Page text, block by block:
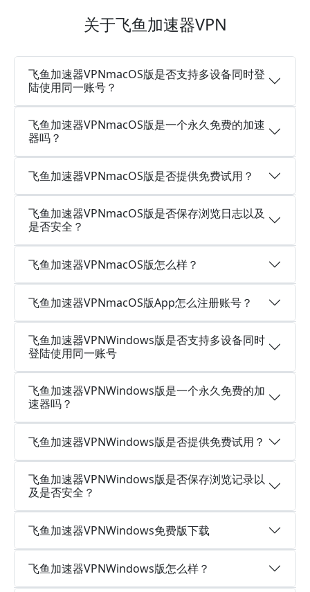
关于飞鱼加速器VPN
飞鱼加速器VPNmacOS版是否支持多设备同时登
陆使用同一账号？
飞鱼加速器VPNmacOS版是一个永久免费的加速
器吗？
飞鱼加速器VPNmacOS版是否提供免费试用？
飞鱼加速器VPNmacOS版是否保存浏览日志以及
是否安全？
飞鱼加速器VPNmacOS版怎么样？
飞鱼加速器VPNmacOS版App怎么注册账号？
飞鱼加速器VPNWindows版是否支持多设备同时
登陆使用同一账号
飞鱼加速器VPNWindows版是一个永久免费的加
速器吗？
飞鱼加速器VPNWindows版是否提供免费试用？
飞鱼加速器VPNWindows版是否保存浏览记录以
及是否安全？
飞鱼加速器VPNWindows免费版下载
飞鱼加速器VPNWindows版怎么样？